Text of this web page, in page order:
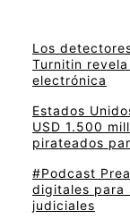
Los
Turnitin
electrónica
Estados
USD 1.500
pirateados
#Podcast
digitales para
judiciales